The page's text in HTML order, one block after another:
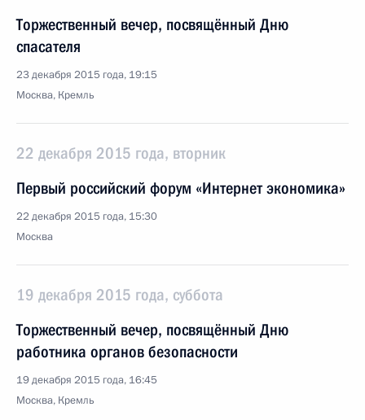
Торжественный вечер, посвящённый Дню
спасателя
23 декабря 2015 года, 19:15
Москва, Кремль
22 декабря 2015 года, вторник
Первый российский форум «Интернет экономика»
22 декабря 2015 года, 15:30
Москва
19 декабря 2015 года, суббота
Торжественный вечер, посвящённый Дню
работника органов безопасности
19 декабря 2015 года, 16:45
Москва, Кремль